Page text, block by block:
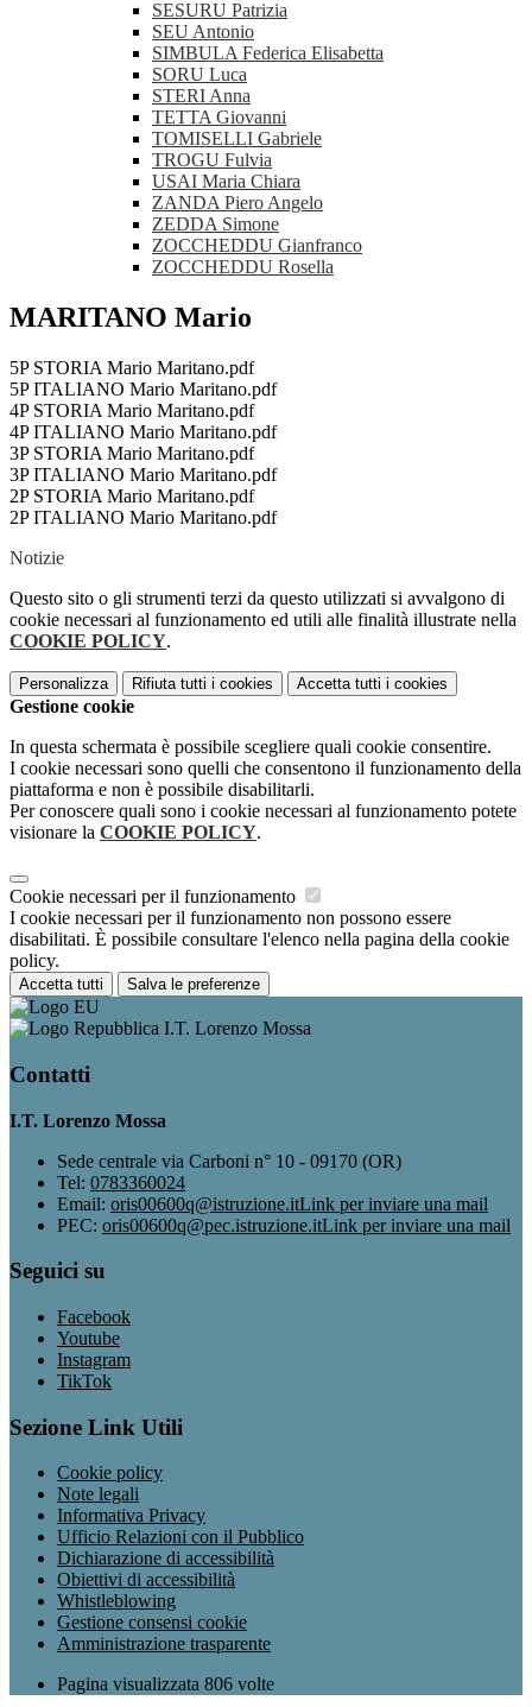
SESURU Patrizia
SEU Antonio
SIMBULA Federica Elisabetta
SORU Luca
STERI Anna
TETTA Giovanni
TOMISELLI Gabriele
TROGU Fulvia
USAI Maria Chiara
ZANDA Piero Angelo
ZEDDA Simone
ZOCCHEDDU Gianfranco
ZOCCHEDDU Rosella
MARITANO Mario
5P STORIA Mario Maritano.pdf
5P ITALIANO Mario Maritano.pdf
4P STORIA Mario Maritano.pdf
4P ITALIANO Mario Maritano.pdf
3P STORIA Mario Maritano.pdf
3P ITALIANO Mario Maritano.pdf
2P STORIA Mario Maritano.pdf
2P ITALIANO Mario Maritano.pdf
Notizie
Questo sito o gli strumenti terzi da questo utilizzati si avvalgono di
cookie necessari al funzionamento ed utili alle finalità illustrate nella
COOKIE POLICY.
Personalizza Rifiuta tutti i cookies Accetta tutti i cookies
Gestione cookie
In questa schermata è possibile scegliere quali cookie consentire.
I cookie necessari sono quelli che consentono il funzionamento della
piattaforma e non è possibile disabilitarli.
Per conoscere quali sono i cookie necessari al funzionamento potete
visionare la COOKIE POLICY.
Cookie necessari per il funzionamento
I cookie necessari per il funzionamento non possono essere
disabilitati. È possibile consultare l'elenco nella pagina della cookie
policy.
Accetta tutti Salva le preferenze
I.T. Lorenzo Mossa
Contatti
I.T. Lorenzo Mossa
Sede centrale via Carboni n° 10 - 09170 (OR)
Tel: 0783360024
Email: oris00600q@istruzione.itLink per inviare una mail
PEC: oris00600q@pec.istruzione.itLink per inviare una mail
Seguici su
Facebook
Youtube
Instagram
TikTok
Sezione Link Utili
Cookie policy
Note legali
Informativa Privacy
Ufficio Relazioni con il Pubblico
Dichiarazione di accessibilità
Obiettivi di accessibilità
Whistleblowing
Gestione consensi cookie
Amministrazione trasparente
Pagina visualizzata 806 volte